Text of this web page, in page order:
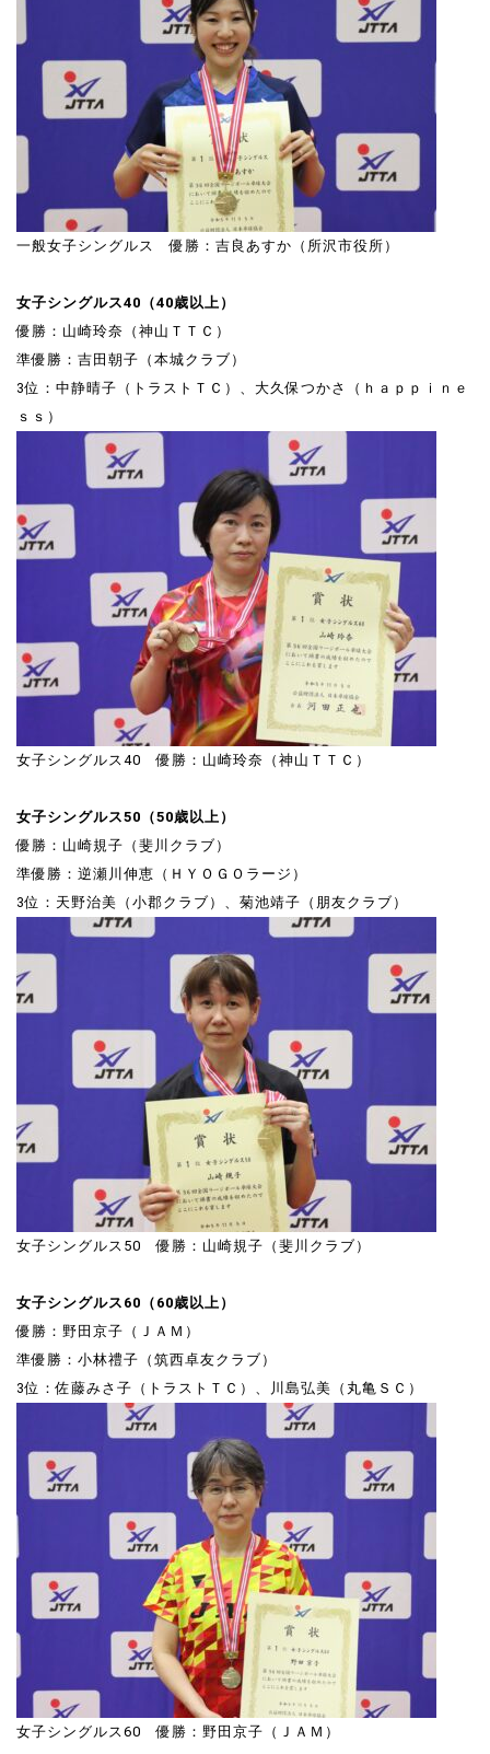
一般女子シングルス 優勝：吉良あすか（所沢市役所）
女子シングルス40（40歳以上）
優勝：山崎玲奈（神山ＴＴＣ）
準優勝：吉田朝子（本城クラブ）
3位：中静晴子（トラストＴＣ）、大久保つかさ（ｈａｐｐｉｎｅ
ｓｓ）
女子シングルス40 優勝：山崎玲奈（神山ＴＴＣ）
女子シングルス50（50歳以上）
優勝：山崎規子（斐川クラブ）
準優勝：逆瀬川伸恵（ＨＹＯＧＯラージ）
3位：天野治美（小郡クラブ）、菊池靖子（朋友クラブ）
女子シングルス50 優勝：山崎規子（斐川クラブ）
女子シングルス60（60歳以上）
優勝：野田京子（ＪＡＭ）
準優勝：小林禮子（筑西卓友クラブ）
3位：佐藤みさ子（トラストＴＣ）、川島弘美（丸亀ＳＣ）
女子シングルス60 優勝：野田京子（ＪＡＭ）